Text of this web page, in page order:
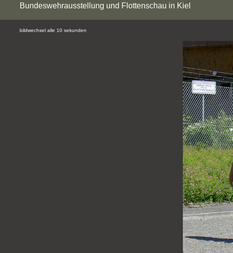
Bundeswehrausstellung und Flottenschau in Kiel
bildwechsel alle 10 sekunden